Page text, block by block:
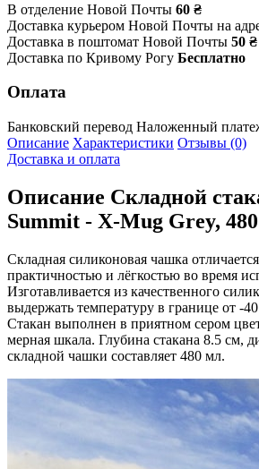
В отделение Новой Почты 60 ₴
Доставка курьером Новой Почты на
Доставка в поштомат Новой Почты 50 ₴
Доставка по Кривому Рогу Бесплатно
Оплата
Банковский перевод Наложенный
Описание Характеристики Отзывы (0)
Доставка и оплата
Описание Складной
Summit - X-Mug Grey,
Складная силиконовая чашка
практичностью и лёгкостью во время
Изготавливается из качественного
выдержать температуру в границе от -
Стакан выполнен в приятном сером
мерная шкала. Глубина стакана 8.5 см,
складной чашки составляет 480 мл.